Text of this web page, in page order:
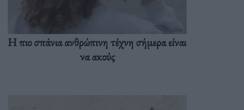
Η πιο σπάνια ανθρώπινη τέχνη σήμερα είναι
να ακούς